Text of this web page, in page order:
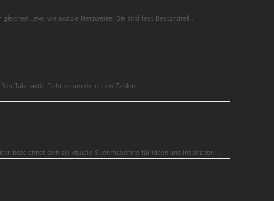
Level wie soziale Netzwerke. Sie sind fest Bestandteil…
aktiv. Geht es um die reinen Zahlen,…
bezeichnet sich als visuelle Suchmaschine für Ideen und Inspiration.…